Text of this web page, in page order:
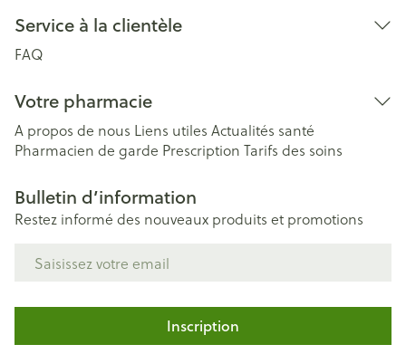
Service à la clientèle
FAQ
Votre pharmacie
A propos de nous Liens utiles Actualités santé
Pharmacien de garde Prescription Tarifs des soins
Bulletin d’information
Restez informé des nouveaux produits et promotions
Inscription